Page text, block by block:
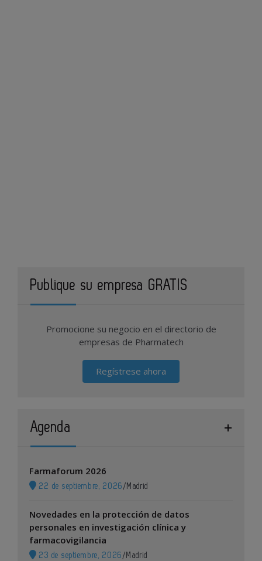
Publique su empresa GRATIS
Promocione su negocio en el directorio de
empresas de Pharmatech
Regístrese ahora
Agenda
Farmaforum 2026
22 de septiembre, 2026 / Madrid
Novedades en la protección de datos
personales en investigación clínica y
farmacovigilancia
23 de septiembre, 2026 / Madrid